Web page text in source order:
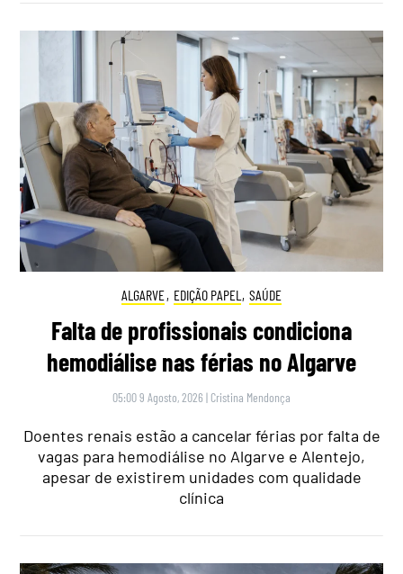
ALGARVE, EDIÇÃO PAPEL , SAÚDE
Falta de profissionais condiciona
hemodiálise nas férias no Algarve
05:00 9 Agosto, 2026 | Cristina Mendonça
Doentes renais estão a cancelar férias por falta de
vagas para hemodiálise no Algarve e Alentejo,
apesar de existirem unidades com qualidade
clínica